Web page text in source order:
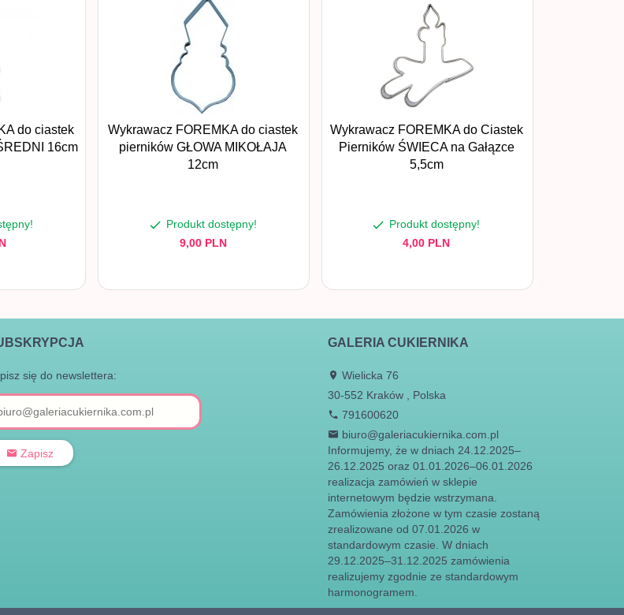
do ciastek
16cm
Wykrawacz FOREMKA do ciastek
pierników GŁOWA MIKOŁAJA
12cm
Produkt dostępny!
9,00 PLN
Wykrawacz FOREMKA do Ciastek
Pierników ŚWIECA na Gałązce
5,5cm
Produkt dostępny!
4,00 PLN
się do newslettera:
Zapisz
GALERIA CUKIERNIKA
Wielicka 76
30-552 Kraków
Polska
791600620
biuro@galeriacukiernika.com.pl
Informujemy, że w dniach 24.12.2025–
26.12.2025 oraz 01.01.2026–06.01.2026
realizacja zamówień w sklepie
internetowym będzie wstrzymana.
Zamówienia złożone w tym czasie zostaną
zrealizowane od 07.01.2026 w
standardowym czasie. W dniach
29.12.2025–31.12.2025 zamówienia
realizujemy zgodnie ze standardowym
harmonogramem.